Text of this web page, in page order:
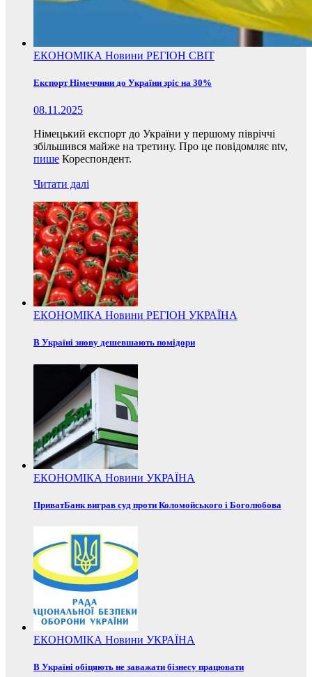
ЕКОНОМІКА Новини РЕГІОН СВІТ
Експорт Німеччини до України зріс на 30%
08.11.2025
Німецький експорт до України у першому півріччі
збільшився майже на третину. Про це повідомляє ntv,
пише Кореспондент.
Читати далі
ЕКОНОМІКА Новини РЕГІОН УКРАЇНА
В Україні знову дешевшають помідори
ЕКОНОМІКА Новини УКРАЇНА
ПриватБанк виграв суд проти Коломойського і Боголюбова
ЕКОНОМІКА Новини УКРАЇНА
В Україні обіцяють не заважати бізнесу працювати